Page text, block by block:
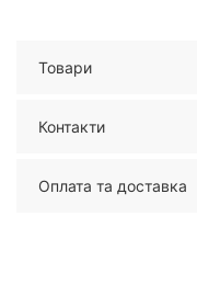
Товари
Контакти
Оплата та доставка